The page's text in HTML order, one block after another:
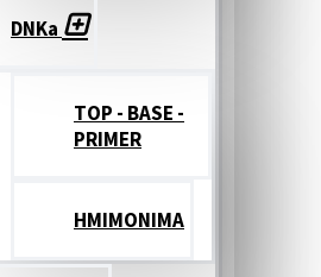
DNKa
TOP - BASE -
PRIMER
ΗΜΙΜΟΝΙΜΑ